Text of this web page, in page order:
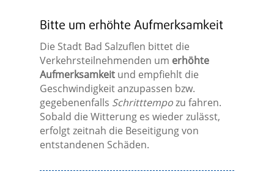
Bitte um erhöhte Aufmerksamkeit
Die Stadt Bad Salzuflen bittet die
Verkehrsteilnehmenden um erhöhte
Aufmerksamkeitund empfiehlt die
Geschwindigkeit anzupassen bzw.
gegebenenfalls Schritttempozu fahren.
Sobald die Witterung es wieder zulässt,
erfolgt zeitnah die Beseitigung von
entstandenen Schäden.